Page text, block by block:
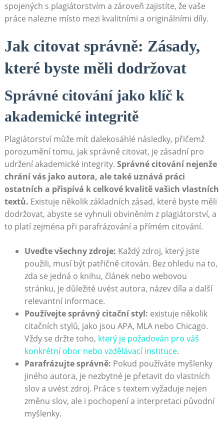
spojených s plagiátorstvím a zároveň zajistíte, že vaše
práce nalezne místo mezi kvalitními a originálními díly.
Jak citovat správně: Zásady,
které byste měli dodržovat
Správné citování jako klíč k
akademické integritě
Plagiátorství může mít dalekosáhlé následky, přičemž
porozumění tomu, jak správně citovat, je zásadní pro
udržení akademické integrity. Správné citování nejenže
chrání vás jako autora, ale také uznává práci
ostatních a přispívá k celkové kvalitě vašich vlastních
textů. Existuje několik základních zásad, které byste měli
dodržovat, abyste se vyhnuli obviněním z plagiátorství, a
to platí zejména při parafrázování a přímém citování.
Uveďte všechny zdroje: Každý zdroj, který jste
použili, musí být patřičně citován. Bez ohledu na to,
zda se jedná o knihu, článek nebo webovou
stránku, je důležité uvést autora, název díla a další
relevantní informace.
Používejte správný citační styl: existuje několik
citačních stylů, jako jsou APA, MLA nebo Chicago.
Vždy se držte toho, který je požadován pro váš
konkrétní obor nebo vzdělávací instituce.
Parafrázujte správně: Pokud používáte myšlenky
jiného autora, je nezbytné je přetavit do vlastních
slov a uvést zdroj. Práce s textem vyžaduje nejen
změnu slov, ale i pochopení a interpretaci původní
myšlenky.